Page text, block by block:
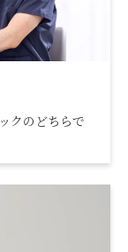
クのどちらで